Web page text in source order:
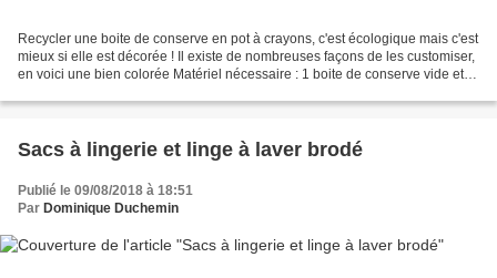
Recycler une boite de conserve en pot à crayons, c'est écologique mais c'est
mieux si elle est décorée ! Il existe de nombreuses façons de les customiser,
en voici une bien colorée Matériel nécessaire : 1 boite de conserve vide et
Sacs à lingerie et linge à laver brodé
Publié le 09/08/2018 à 18:51
Par Dominique Duchemin